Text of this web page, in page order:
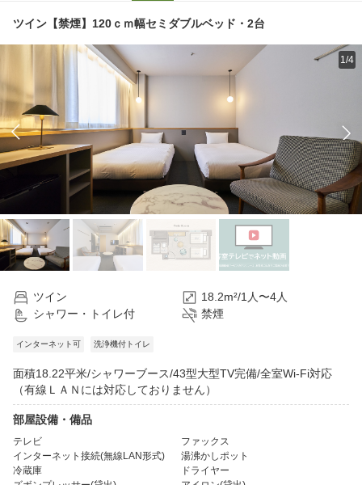
ツイン【禁煙】120ｃｍ幅セミダブルベッド・2台
1/4
ツイン
18.2m²/1人〜4人
シャワー・トイレ付
禁煙
インターネット可 洗浄機付トイレ
面積18.22平米/シャワーブース/43型大型TV完備/全室Wi-Fi対応
（有線ＬＡＮには対応しておりません）
部屋設備・備品
テレビ
ファックス
インターネット接続(無線LAN形式)
湯沸かしポット
冷蔵庫
ドライヤー